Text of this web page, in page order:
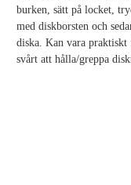
burken, sätt på locket,
med diskborsten och
diska. Kan vara praktiskt
svårt att hålla/greppa